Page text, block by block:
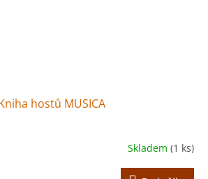
hostů MUSICA
Skladem (1 ks)